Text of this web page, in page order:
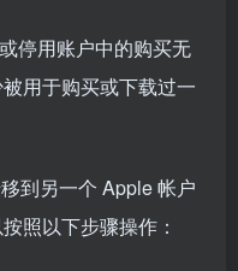
停用账户中的购买无
用于购买或下载过一
到另一个 Apple 帐户
照以下步骤操作：